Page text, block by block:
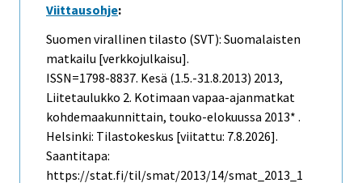
Viittausohje:
Suomen virallinen tilasto (SVT): Suomalaisten
matkailu [verkkojulkaisu].
ISSN=1798-8837. Kesä (1.5.-31.8.2013) 2013,
Liitetaulukko 2. Kotimaan vapaa-ajanmatkat
kohdemaakunnittain, touko-elokuussa 2013* .
Helsinki: Tilastokeskus [viitattu: 7.8.2026].
Saantitapa:
https://stat.fi/til/smat/2013/14/smat_2013_1